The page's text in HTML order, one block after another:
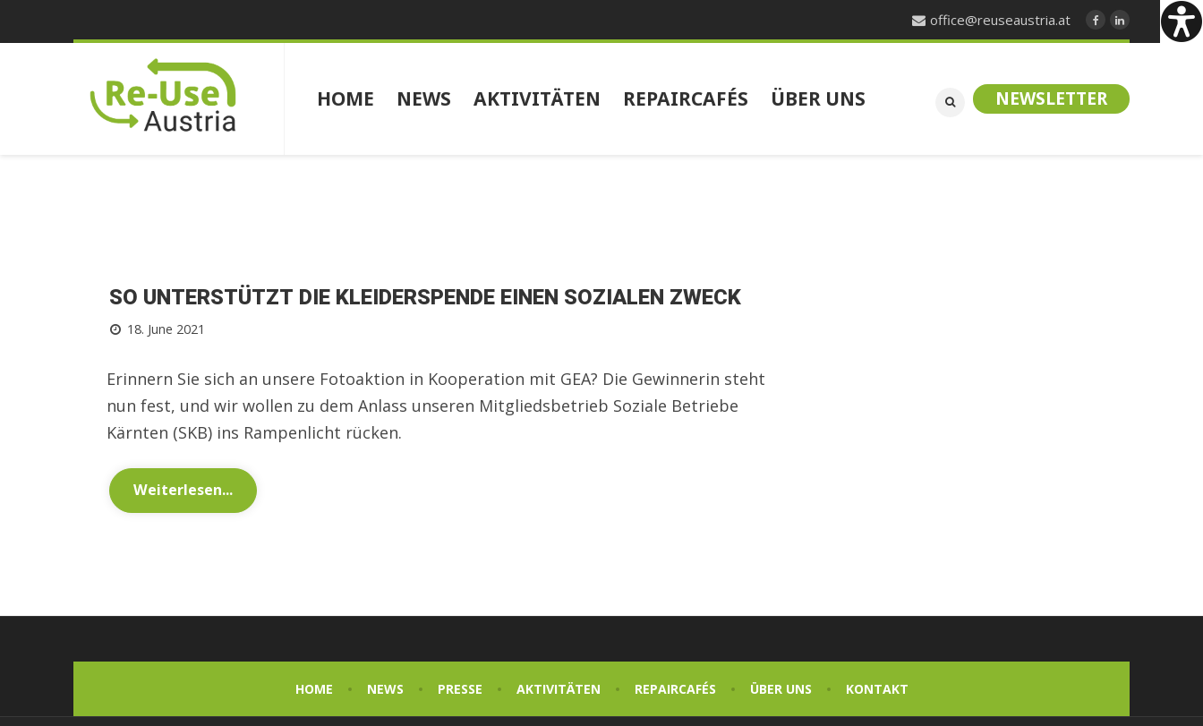
office@reuseaustria.at
HOME NEWS AKTIVITÄTEN REPAIRCAFÉS ÜBER UNS NEWSLETTER
SO UNTERSTÜTZT DIE KLEIDERSPENDE EINEN SOZIALEN ZWECK
18. June 2021
Erinnern Sie sich an unsere Fotoaktion in Kooperation mit GEA? Die Gewinnerin steht
nun fest, und wir wollen zu dem Anlass unseren Mitgliedsbetrieb Soziale Betriebe
Kärnten (SKB) ins Rampenlicht rücken.
Weiterlesen...
HOME NEWS PRESSE AKTIVITÄTEN REPAIRCAFÉS ÜBER UNS KONTAKT